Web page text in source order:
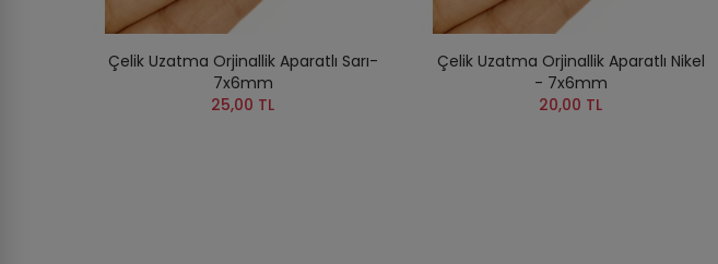
Çelik Uzatma Orjinallik Aparatlı Sarı-
7x6mm
25,00 TL
Çelik Uzatma Orjinallik Aparatlı Nikel
- 7x6mm
20,00 TL